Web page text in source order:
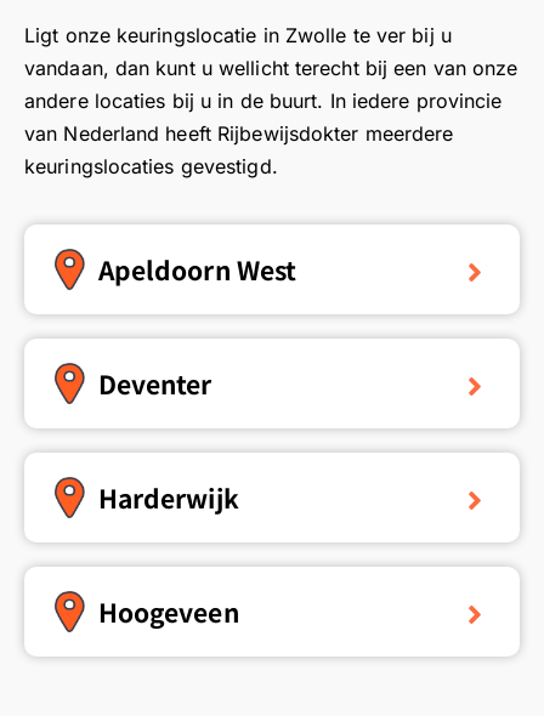
Ligt onze keuringslocatie in Zwolle te ver bij u
vandaan, dan kunt u wellicht terecht bij een van onze
andere locaties bij u in de buurt. In iedere provincie
van Nederland heeft Rijbewijsdokter meerdere
keuringslocaties gevestigd.
Apeldoorn West
Deventer
Harderwijk
Hoogeveen